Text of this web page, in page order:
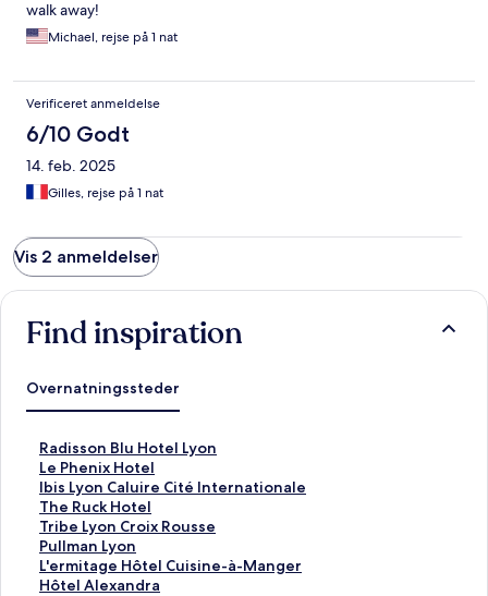
walk away!
Michael, rejse på 1 nat
Verificeret anmeldelse
6/10 Godt
14. feb. 2025
Gilles, rejse på 1 nat
Vis 2 anmeldelser
Find inspiration
Overnatningssteder
Radisson Blu Hotel Lyon
L
i
n
k
å
b
n
e
Le Phenix Hotel
L
i
n
k
å
b
n
Ibis Lyon Caluire Cité Internationale
L
i
n
k
å
b
The Ruck Hotel
L
i
n
k
å
Tribe Lyon Croix Rousse
L
i
n
k
Pullman Lyon
L
i
n
L'ermitage Hôtel Cuisine-à-Manger
L
iHôtel Alexandra
L